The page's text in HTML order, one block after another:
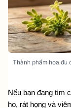
Thành phẩm hoa đu
Nếu bạn đang tìm
ho, rát họng và